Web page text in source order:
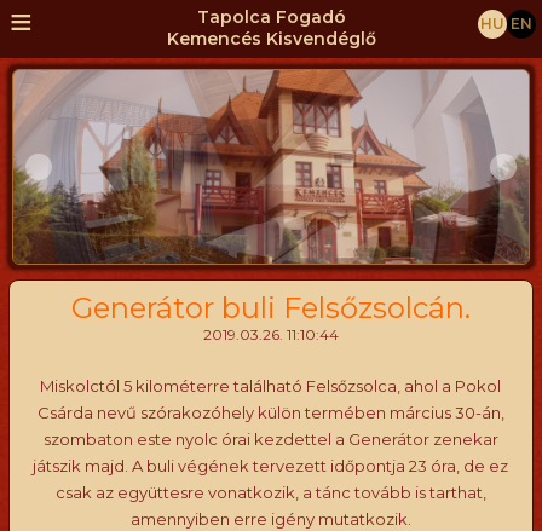
Tapolca Fogadó
Kemencés Kisvendéglő
≡ HU EN
Generátor buli Felsőzsolcán.
2019.03.26. 11:10:44
Miskolctól 5 kilométerre található Felsőzsolca, ahol a Pokol
Csárda nevű szórakozóhely külön termében március 30-án,
szombaton este nyolc órai kezdettel a Generátor zenekar
játszik majd. A buli végének tervezett időpontja 23 óra, de ez
csak az együttesre vonatkozik, a tánc tovább is tarthat,
amennyiben erre igény mutatkozik.